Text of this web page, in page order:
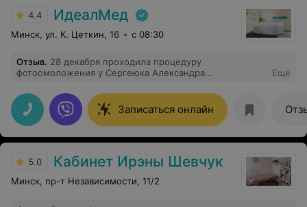
4.4 ИдеалМед
Минск, ул. К. Цеткин, 16 с 08:30
Отзыв. 28 декабря проходила процедуру
фотоомоложения у Сергеюка Александра
компетентным специалистом, мастером своего дела.
Он очень четко отвечает на вопросы, оперативно
проводит процедуру, квалифицировано консультирует
пациентов. Благодаря этому специалисту от
посещения медицинского центра остались очень
обращаться сюда еще.
Еще
Записаться онлайн
5.0 Кабинет Ирэны Шевчук
Минск, пр-т Независимости, 11/2